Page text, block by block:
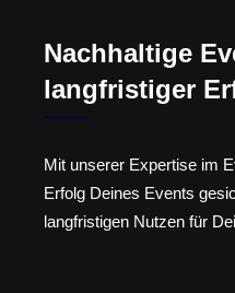
Nachhaltige
langfristiger
Mit unserer Expertise im
Erfolg Deines Events
langfristigen Nutzen für